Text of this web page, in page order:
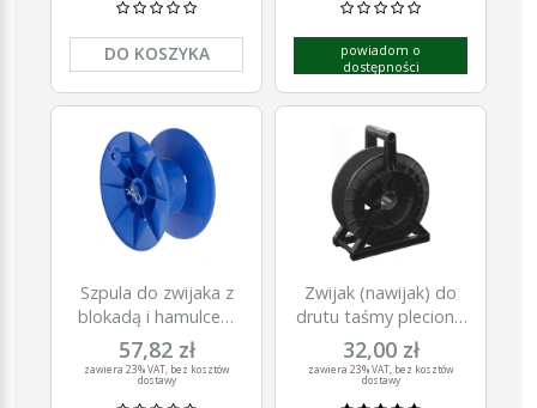
DO KOSZYKA
powiadom o
dostępności
Szpula do zwijaka z
blokadą i hamulcem
SUPER, niebieski,
Kerbl
57,82 zł
zawiera 23% VAT, bez kosztów
dostawy
Zwijak (nawijak) do
drutu taśmy plecionki
linki
32,00 zł
zawiera 23% VAT, bez kosztów
dostawy